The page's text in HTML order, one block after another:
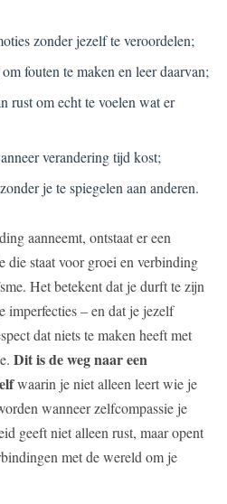
‌zonder jezelf te veroordelen;
fouten te maken en leer daarvan;
rust om ⁢echt te voelen wat er
verandering‌ tijd⁢ kost;
je te spiegelen aan anderen.
aanneemt, ontstaat er een
die staat voor groei en verbinding
Het betekent⁣ dat je durft te zijn
imperfecties – en dat je jezelf
dat niets te maken heeft met
Dit ‍is de weg⁢ naar een
waarin ⁢je niet alleen leert wie je
wanneer zelfcompassie je⁣
geeft niet ​alleen⁢ rust, maar opent
met de wereld om je